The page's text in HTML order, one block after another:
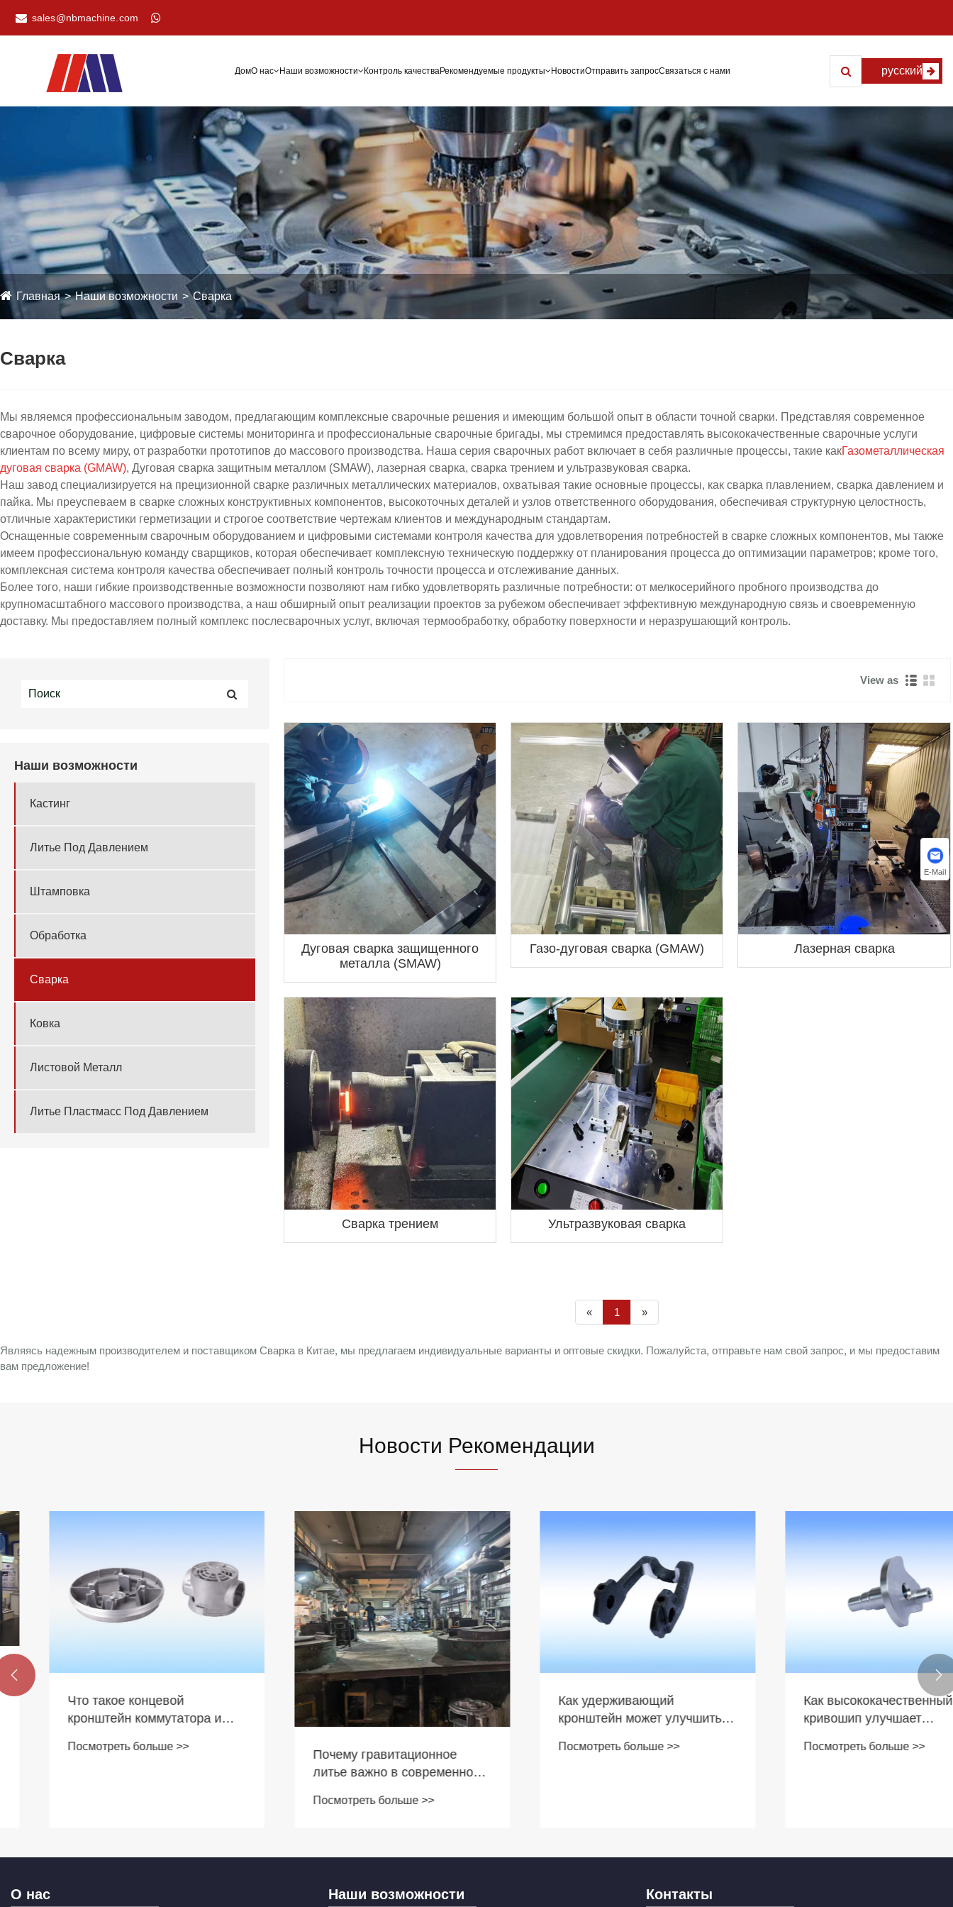
sales@nbmachine.com
ДомО нас Наши возможности Контроль качестваРекомендуемые продукты НовостиОтправить запросСвязаться с нами русский
Главная Наши возможности Сварка
Сварка
Мы являемся профессиональным заводом, предлагающим комплексные сварочные решения и имеющим большой опыт в области точной сварки. Представляя современное
сварочное оборудование, цифровые системы мониторинга и профессиональные сварочные бригады, мы стремимся предоставлять высококачественные сварочные услуги
клиентам по всему миру, от разработки прототипов до массового производства. Наша серия сварочных работ включает в себя различные процессы, такие какГазометаллическая
дуговая сварка (GMAW), Дуговая сварка защитным металлом (SMAW), лазерная сварка, сварка трением и ультразвуковая сварка.
Наш завод специализируется на прецизионной сварке различных металлических материалов, охватывая такие основные процессы, как сварка плавлением, сварка давлением и
пайка. Мы преуспеваем в сварке сложных конструктивных компонентов, высокоточных деталей и узлов ответственного оборудования, обеспечивая структурную целостность,
отличные характеристики герметизации и строгое соответствие чертежам клиентов и международным стандартам.
Оснащенные современным сварочным оборудованием и цифровыми системами контроля качества для удовлетворения потребностей в сварке сложных компонентов, мы также
имеем профессиональную команду сварщиков, которая обеспечивает комплексную техническую поддержку от планирования процесса до оптимизации параметров; кроме того,
комплексная система контроля качества обеспечивает полный контроль точности процесса и отслеживание данных.
Более того, наши гибкие производственные возможности позволяют нам гибко удовлетворять различные потребности: от мелкосерийного пробного производства до
крупномасштабного массового производства, а наш обширный опыт реализации проектов за рубежом обеспечивает эффективную международную связь и своевременную
доставку. Мы предоставляем полный комплекс послесварочных услуг, включая термообработку, обработку поверхности и неразрушающий контроль.
Наши возможности
Кастинг
Литье Под Давлением
Штамповка
Обработка
Сварка
Ковка
Листовой Металл
Литье Пластмасс Под Давлением
View as
Дуговая сварка защищенного
металла (SMAW)
Газо-дуговая сварка (GMAW) Лазерная сварка
Сварка трением Ультразвуковая сварка
« 1 »
Являясь надежным производителем и поставщиком Сварка в Китае, мы предлагаем индивидуальные варианты и оптовые скидки. Пожалуйста, отправьте нам свой запрос, и мы предоставим
вам предложение!
Новости Рекомендации
Что такое концевой
кронштейн коммутатора и
производительности
Посмотреть больше >>
Почему гравитационное
литье важно в современном
Посмотреть больше >>
Как удерживающий
кронштейн может улучшить
и точность в современном
Посмотреть больше >>
Как высококачественный
кривошип улучшает
и эффективность
Посмотреть больше >>
 
О нас Наши возможности Контакты
E-Mail